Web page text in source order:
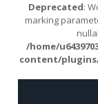
Deprecated:
marking
/home/
content/